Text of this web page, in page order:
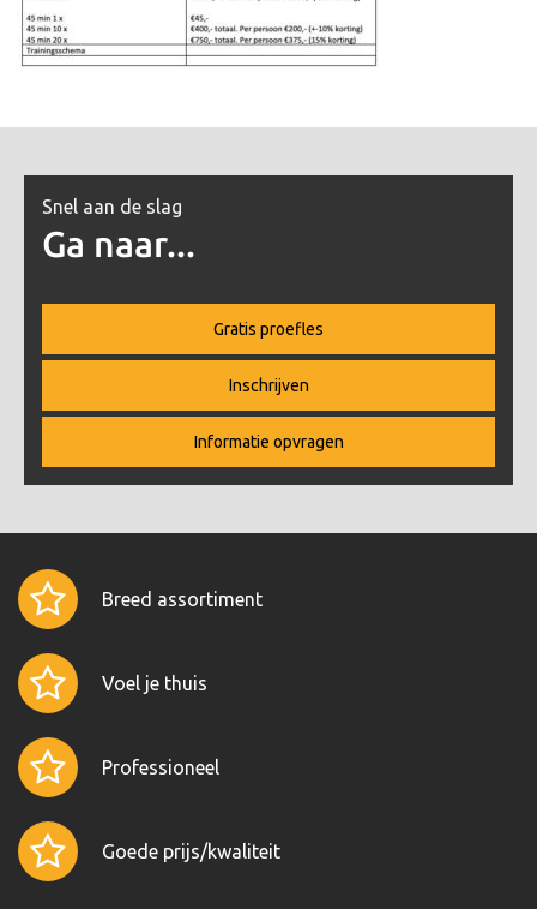
Snel aan de slag
Ga naar...
Gratis proefles
Inschrijven
Informatie opvragen
Breed assortiment
Voel je thuis
Professioneel
Goede prijs/kwaliteit